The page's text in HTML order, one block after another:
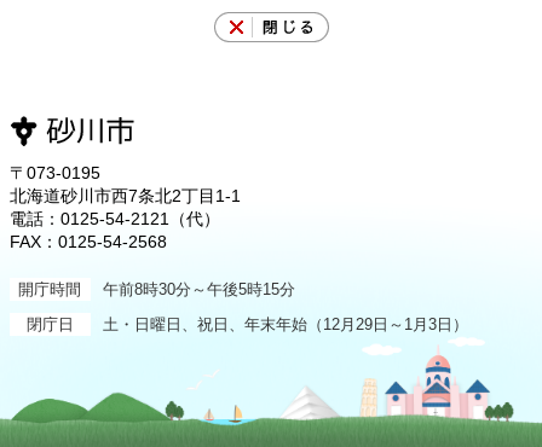
〒073-0195
北海道砂川市西7条北2丁目1-1
電話：0125-54-2121（代）
FAX：0125-54-2568
開庁時間
午前8時30分～午後5時15分
閉庁日
土・日曜日、祝日、年末年始（12月29日～1月3日）